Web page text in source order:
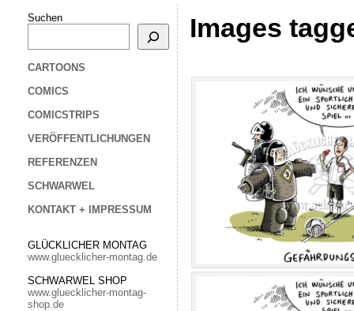
Suchen
CARTOONS
COMICS
COMICSTRIPS
VERÖFFENTLICHUNGEN
REFERENZEN
SCHWARWEL
KONTAKT + IMPRESSUM
GLÜCKLICHER MONTAG
www.gluecklicher-montag.de
SCHWARWEL SHOP
www.gluecklicher-montag-
shop.de
Images